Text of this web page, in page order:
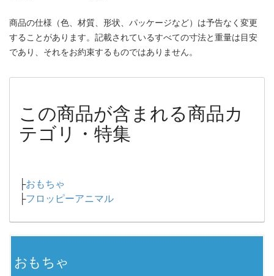
商品の仕様（色、材質、形状、パッケージなど）は予告なく変更
することがあります。記載されているすべての寸法と重量は目安
であり、それをお約束するものではありません。
この商品が含まれる商品カ
テゴリ・特集
├おもちゃ
├フロッピーアニマル
おもちゃ